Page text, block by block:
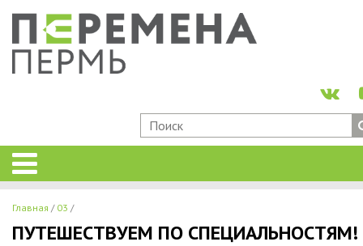
Главная 03
ПУТЕШЕСТВУЕМ ПО СПЕЦИАЛЬНОСТЯМ!